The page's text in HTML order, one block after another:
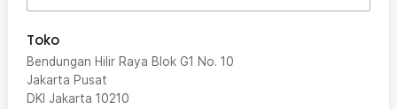
Toko
Bendungan Hilir Raya Blok G1 No. 10
Jakarta Pusat
DKI Jakarta 10210